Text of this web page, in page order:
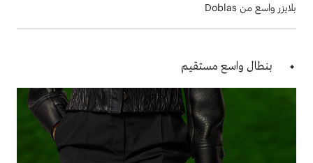
بلايزر واسع من Doblas
بنطال واسع مستقيم